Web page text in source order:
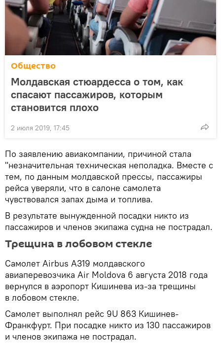
Общество
Молдавская стюардесса о том, как
спасают пассажиров, которым
становится плохо
2 июля 2019, 17:45
По заявлению авиакомпании, причиной стала
"незначительная техническая неполадка. Вместе с
тем, по данным молдавской прессы, пассажиры
рейса уверяли, что в салоне самолета
чувствовался запах дыма и топлива.
В результате вынужденной посадки никто из
пассажиров и членов экипажа судна не пострадал.
Трещина в лобовом стекле
Самолет Airbus A319 молдавского
авиаперевозчика Air Moldova 6 августа 2018 года
вернулся в аэропорт Кишинева из-за трещины
в лобовом стекле.
Самолет выполнял рейс 9U 863 Кишинев-
Франкфурт. При посадке никто из 130 пассажиров
и членов экипажа не пострадал.